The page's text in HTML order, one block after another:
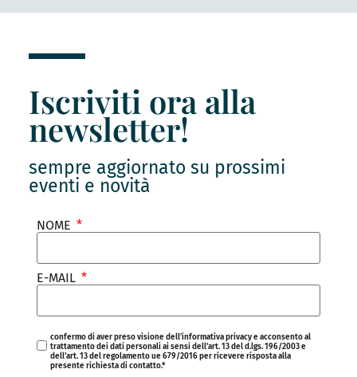
Iscriviti ora alla
newsletter!
sempre aggiornato su prossimi
eventi e novità
NOME
E-MAIL
confermo di aver preso visione dell’informativa privacy e acconsento al
trattamento dei dati personali ai sensi dell'art. 13 del d.lgs. 196/2003 e
dell'art. 13 del regolamento ue 679/2016 per ricevere risposta alla
presente richiesta di contatto.*